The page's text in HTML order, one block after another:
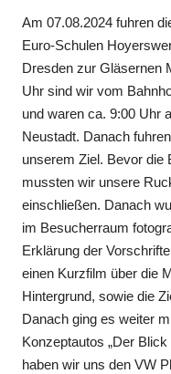
Am 07.08.2024 fuhren
Euro-Schulen
Dresden zur Gläsernen
Uhr sind wir vom
und waren ca. 9:00 Uhr
Neustadt. Danach
unserem Ziel. Bevor die
mussten wir unsere
einschließen. Danach
im Besucherraum
Erklärung der
einen Kurzfilm über die
Hintergrund, sowie die
Danach ging es weiter
Konzeptautos „Der
haben wir uns den VW